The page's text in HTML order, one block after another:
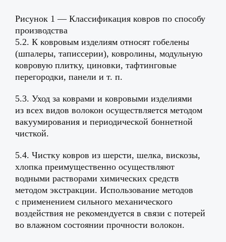
Рисунок 1 — Классификация ковров по способу
производства
5.2. К ковровым изделиям относят гобелены
(шпалеры, таписсерии), ковролины, модульную
ковровую плитку, циновки, тафтинговые
перегородки, панели и т. п.
5.3. Уход за коврами и ковровыми изделиями
из всех видов волокон осуществляется методом
вакуумирования и периодической боннетной
чисткой.
5.4. Чистку ковров из шерсти, шелка, вискозы,
хлопка преимущественно осуществляют
водными растворами химических средств
методом экстракции. Использование методов
с применением сильного механического
воздействия не рекомендуется в связи с потерей
во влажном состоянии прочности волокон.